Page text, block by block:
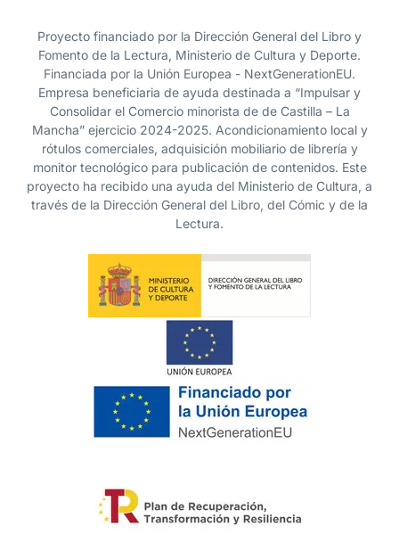
Proyecto financiado por la Dirección General del Libro y
Fomento de la Lectura, Ministerio de Cultura y Deporte.
Financiada por la Unión Europea - NextGenerationEU.
Empresa beneficiaria de ayuda destinada a “Impulsar y
Consolidar el Comercio minorista de de Castilla – La
Mancha” ejercicio 2024-2025. Acondicionamiento local y
rótulos comerciales, adquisición mobiliario de librería y
monitor tecnológico para publicación de contenidos. Este
proyecto ha recibido una ayuda del Ministerio de Cultura, a
través de la Dirección General del Libro, del Cómic y de la
Lectura.